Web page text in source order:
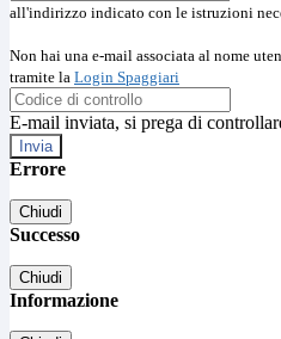
all'indirizzo indicato con le istruzioni
Non hai una e-mail associata al nome
tramite la Login Spaggiari
E-mail inviata, si prega di
Errore
Chiudi
Successo
Chiudi
Informazione